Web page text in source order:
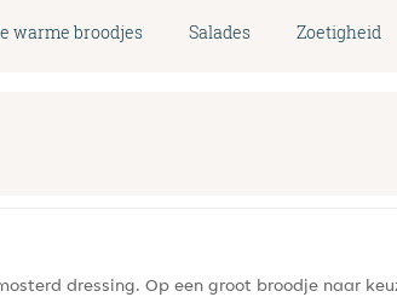
warme broodjes Salades Zoetigheid
dressing. Op een groot broodje naar